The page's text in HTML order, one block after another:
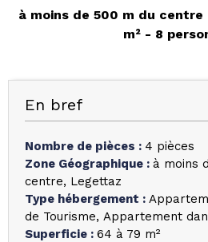
à moins de 500 m du centre
m²
8
En bref
Nombre de pièces : 4 pièces
Zone Géographique : à moins
centre
Legettaz
Type hébergement :
de Tourisme Appartement
Superficie : 64 à 79 m²